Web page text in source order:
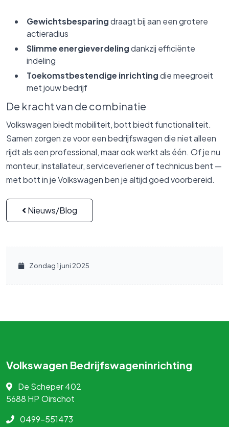
Gewichtsbesparingdraagt bij aan een grotere
actieradius
Slimme energieverdelingdankzij efficiënte
indeling
Toekomstbestendige inrichtingdie meegroeit
met jouw bedrijf
De kracht van de combinatie
Volkswagen biedt mobiliteit, bott biedt functionaliteit.
Samen zorgen ze voor een bedrijfswagen die niet alleen
rijdt als een professional, maar ook werkt als één. Of je nu
monteur, installateur, serviceverlener of technicus bent —
met bott in je Volkswagen ben je altijd goed voorbereid.
Nieuws/Blog
Zondag 1 juni 2025
Volkswagen Bedrijfswageninrichting
De Scheper 402
5688 HP Oirschot
0499-551473